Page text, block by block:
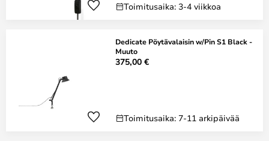
Toimitusaika: 3-4 viikkoa
Dedicate Pöytävalaisin w/Pin S1 Black -
Muuto
375,00 €
Toimitusaika: 7-11 arkipäivää